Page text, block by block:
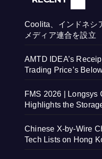
Coolita、インドネシ
メディア連合を設立
AMTD IDEA’s
Trading Price’s
FMS 2026 | Longsys
Highlights the
Chinese X-by-Wire
Tech Lists on Hong